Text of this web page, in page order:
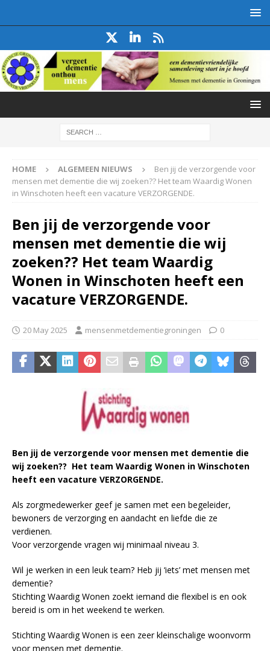
HOME ALGEMEEN NIEUWS
Ben jij de verzorgende voor
mensen met dementie die wij zoeken?? Het team Waardig Wonen
in Winschoten heeft een vacature VERZORGENDE.
Ben jij de verzorgende voor
mensen met dementie die wij
zoeken?? Het team Waardig
Wonen in Winschoten heeft een
vacature VERZORGENDE.
20 May 2025 mensenmetdementiegroningen 0
Ben jij de verzorgende voor mensen met dementie die
wij zoeken?? Het team Waardig Wonen in Winschoten
heeft een vacature VERZORGENDE.
Als zorgmedewerker geef je samen met een begeleider,
bewoners de verzorging en aandacht en liefde die ze
verdienen.
Voor verzorgende vragen wij minimaal niveau 3.
Wil je werken in een leuk team? Heb jij ‘iets’ met mensen met
dementie?
Stichting Waardig Wonen zoekt iemand die flexibel is en ook
bereid is om in het weekend te werken.
Stichting Waardig Wonen is een zeer kleinschalige woonvorm
voor mensen met dementie.